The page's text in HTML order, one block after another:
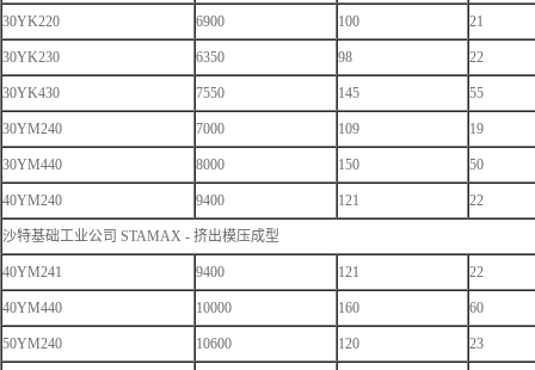
30YK220 6900 100 21
30YK230 6350 98 22
30YK430 7550 145 55
30YM240 7000 109 19
30YM440 8000 150 50
40YM240 9400 121 22
沙特基础工业公司 STAMAX - 挤出模压成型
40YM241 9400 121 22
40YM440 10000 160 60
50YM240 10600 120 23